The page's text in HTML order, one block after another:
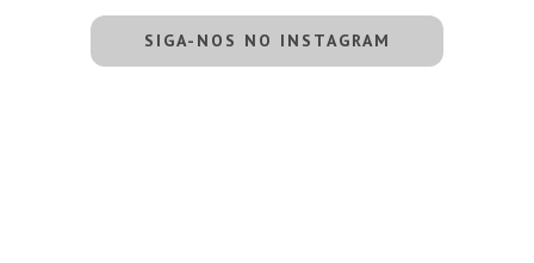
SIGA-NOS NO INSTAGRAM